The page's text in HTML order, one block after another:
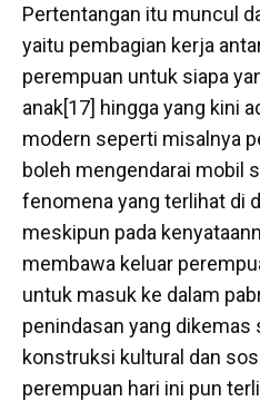
Pertentangan itu muncul
yaitu pembagian kerja
perempuan untuk siapa
anak[17] hingga yang kini
modern seperti misalnya
boleh mengendarai mobil
fenomena yang terlihat di
meskipun pada
membawa keluar
untuk masuk ke dalam
penindasan yang dikemas
konstruksi kultural dan
perempuan hari ini pun